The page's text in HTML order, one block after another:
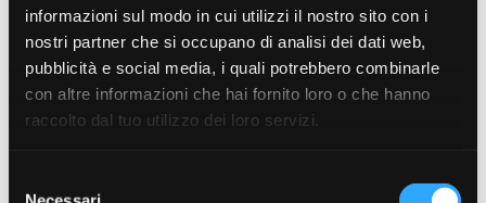
informazioni sul modo in cui utilizzi il nostro sito con i
nostri partner che si occupano di analisi dei dati web,
pubblicità e social media, i quali potrebbero combinarle
con altre informazioni che hai fornito loro o che hanno
raccolto dal tuo utilizzo dei loro servizi.